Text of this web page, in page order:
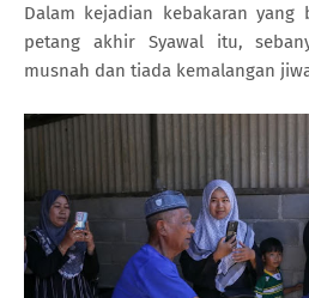
Dalam kejadian kebakaran
petang akhir Syawal itu,
musnah dan tiada kemalangan